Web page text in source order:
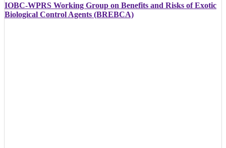
IOBC-WPRS Working Group on Benefits and Risks of Exotic
Biological Control Agents (BREBCA)